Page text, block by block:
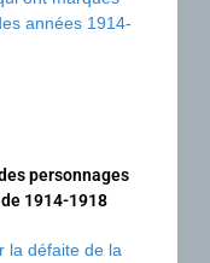
personnages
1914-1918